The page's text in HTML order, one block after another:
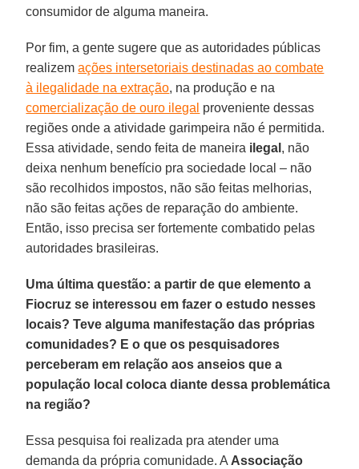
consumidor de alguma maneira.
Por fim, a gente sugere que as autoridades públicas
realizemações intersetoriais destinadas ao combate
à ilegalidade na extração, na produção e na
comercialização de ouro ilegal proveniente dessas
regiões onde a atividade garimpeira não é permitida.
Essa atividade, sendo feita de maneira ilegal , não
deixa nenhum benefício pra sociedade local – não
são recolhidos impostos, não são feitas melhorias,
não são feitas ações de reparação do ambiente.
Então, isso precisa ser fortemente combatido pelas
autoridades brasileiras.
Uma última questão: a partir de que elemento a
Fiocruz se interessou em fazer o estudo nesses
locais? Teve alguma manifestação das próprias
comunidades? E o que os pesquisadores
perceberam em relação aos anseios que a
população local coloca diante dessa problemática
na região?
Essa pesquisa foi realizada pra atender uma
demanda da própria comunidade. AAssociação